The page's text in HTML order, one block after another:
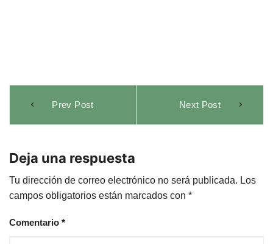
Prev Post Next Post
Deja una respuesta
Tu dirección de correo electrónico no será publicada. Los
campos obligatorios están marcados con *
Comentario *